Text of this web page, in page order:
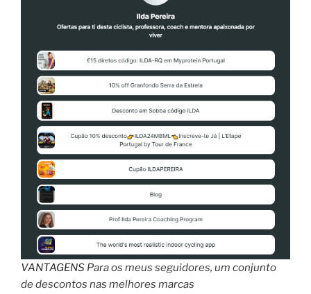
VANTAGENS Para os meus seguidores, um conjunto
de descontos nas melhores marcas